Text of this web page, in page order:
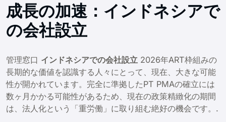
成長の加速：インドネシアで
の会社設立
管理窓口 インドネシアでの会社設立 2026年ART枠組みの
長期的な価値を認識する人々にとって、現在、大きな可能
性が開かれています。完全に準拠したPT PMAの確立には
数ヶ月かかる可能性があるため、現在の政策精緻化の期間
は、法人化という「重労働」に取り組む絶好の機会です。.